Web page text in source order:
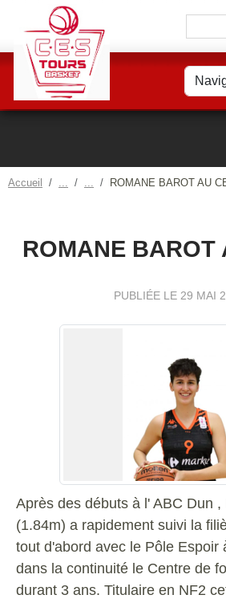
Accueil ROMANE BAROT AU
ROMANE BAROT
PUBLIÉE LE 29 MAI
Après des débuts à l' ABC Dun ,
(1.84m) a rapidement suivi la
tout d'abord avec le Pôle Espoir
dans la continuité le Centre de
durant 3 ans. Titulaire en NF2
Panneau de gestion des cookies